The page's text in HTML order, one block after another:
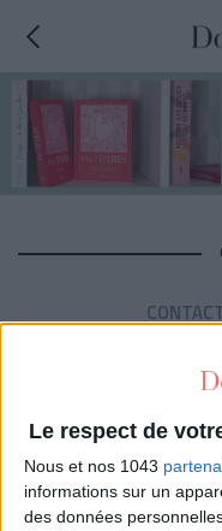
Le respect de
Nous et nos 1043
informations sur un
des données